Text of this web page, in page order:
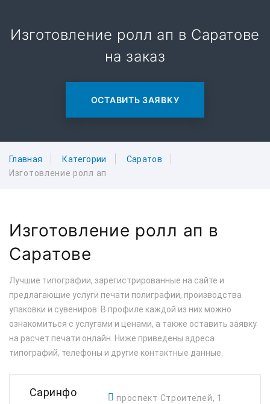
Изготовление ролл ап в Саратове
на заказ
ОСТАВИТЬ ЗАЯВКУ
Главная Категории
Саратов
Изготовление ролл ап
Изготовление ролл ап в
Саратове
Лучшие типографии, зарегистрированные на сайте и
предлагающие услуги печати полиграфии, производства
упаковки и сувениров. В профиле каждой из них можно
ознакомиться с услугами и ценами, а также оставить заявку
на расчет печати онлайн. Ниже приведены адреса
типографий, телефоны и другие контактные данные.
Саринфо проспект Строителей, 1